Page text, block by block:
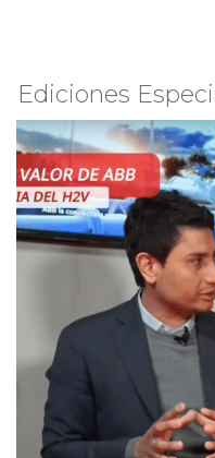
Ediciones